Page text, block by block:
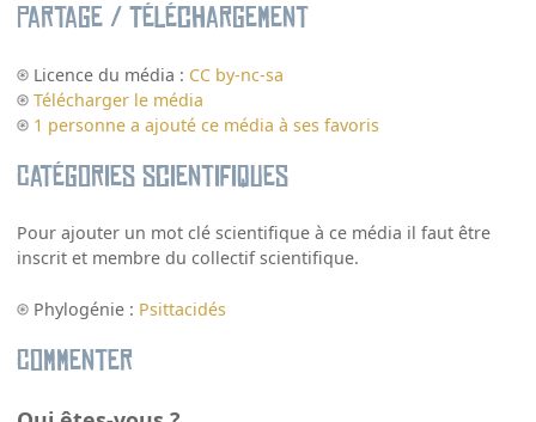
Partage / Téléchargement
Licence du média : CC by-nc-sa
Télécharger le média
1 personne a ajouté ce média à ses favoris
Catégories scientifiques
Pour ajouter un mot clé scientifique à ce média il faut être
inscrit et membre du collectif scientifique.
Phylogénie : Psittacidés
Commenter